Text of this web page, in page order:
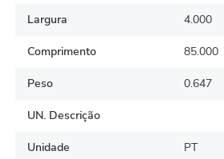
Largura 4.000
Comprimento 85.000
Peso 0.647
UN. Descrição
Unidade PT